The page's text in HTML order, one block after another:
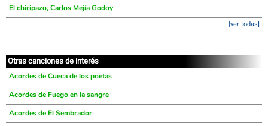
El chiripazo, Carlos Mejía Godoy
[ver todas]
Otras canciones de interés
Acordes de Cueca de los poetas
Acordes de Fuego en la sangre
Acordes de El Sembrador